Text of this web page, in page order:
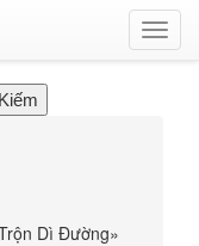
Dì Đường»